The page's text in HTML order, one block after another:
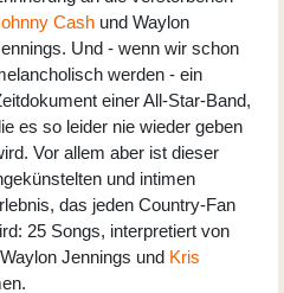
Cash und Waylon
Und - wenn wir schon
werden - ein
einer All-Star-Band,
es so leider nie wieder geben
Vor allem aber ist dieser
und intimen
das jeden Country-Fan
25 Songs, interpretiert von
Jennings und Kris